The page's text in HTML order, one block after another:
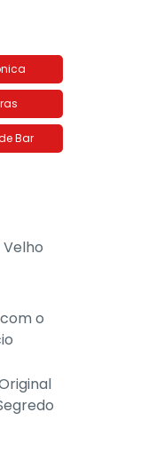
Bar
o